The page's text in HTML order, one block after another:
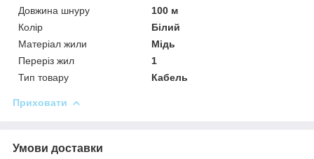
Довжина шнуру
100 м
Колір
Білий
Матеріал жили
Мідь
Переріз жил
1
Тип товару
Кабель
Приховати
Умови доставки